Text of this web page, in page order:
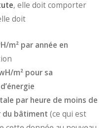
, elle doit comporter
doit
m² par année en
m² pour sa
par heure de moins de
du bâtiment (ce qui est